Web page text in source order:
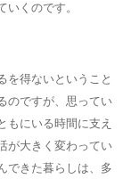
くのです。
を得ないということ
のですが、思ってい
もにいる時間に支え
が大きく変わってい
できた暮らしは、多